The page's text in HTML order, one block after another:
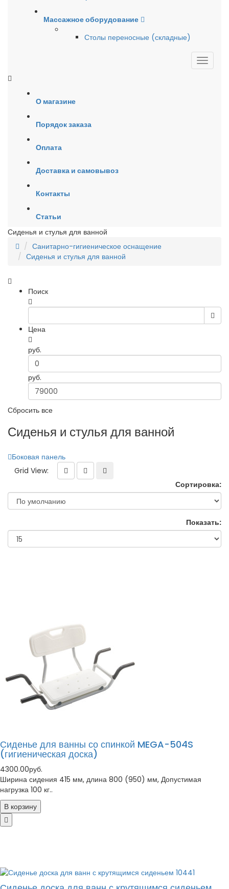
Массажное оборудование
Столы переносные (складные)
О магазине
Порядок заказа
Оплата
Доставка и самовывоз
Контакты
Статьи
Сиденья и стулья для ванной
Санитарно-гигиеническое оснащение
Сиденья и стулья для ванной
Поиск
Цена
руб.
руб.
Сбросить все
Сиденья и стулья для ванной
Боковая панель
Grid View:
Сортировка:
Показать:
Сиденье для ванны со спинкой MEGA-504S
(гигиеническая доска)
4300.00руб.
Ширина сидения 415 мм, длина 800 (950) мм, Допустимая
нагрузка 100 кг..
В корзину